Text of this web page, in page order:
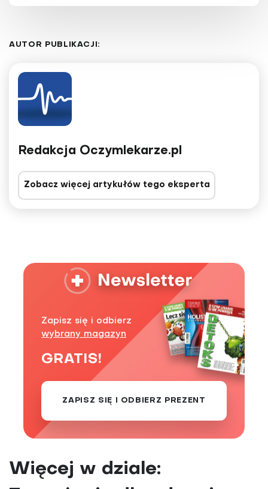
AUTOR PUBLIKACJI:
Redakcja Oczymlekarze.pl
Zobacz więcej artykułów tego eksperta
Zapisz się i odbierz
wybrany magazyn
GRATIS!
ZAPISZ SIĘ I ODBIERZ PREZENT
Więcej w dziale: